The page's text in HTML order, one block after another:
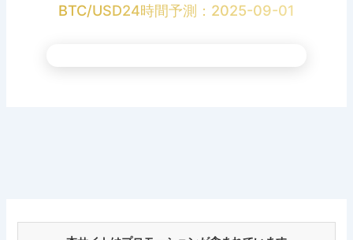
BTC/USD24時間予測：2025-09-01